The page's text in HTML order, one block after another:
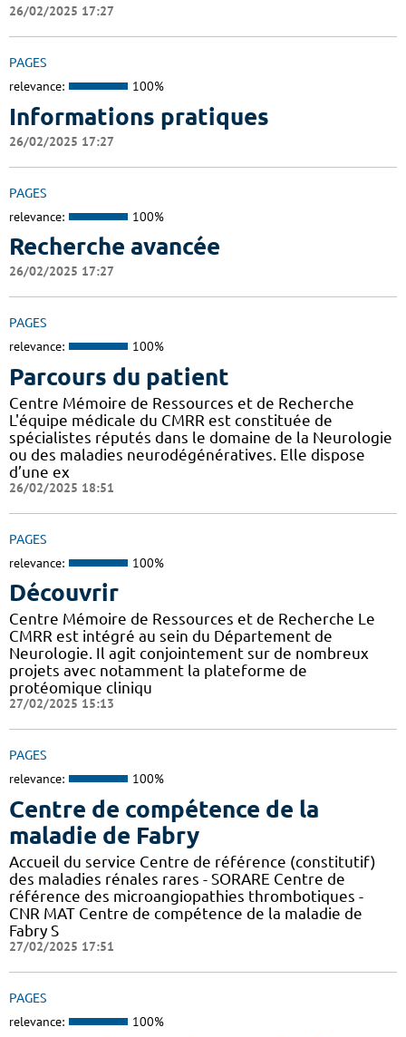
26/02/2025 17:27
PAGES
relevance: 100%
Informations pratiques
26/02/2025 17:27
PAGES
relevance: 100%
Recherche avancée
26/02/2025 17:27
PAGES
relevance: 100%
Parcours du patient
Centre Mémoire de Ressources et de Recherche
L'équipe médicale du CMRR est constituée de
spécialistes réputés dans le domaine de la Neurologie
ou des maladies neurodégénératives. Elle dispose
d’une ex
26/02/2025 18:51
PAGES
relevance: 100%
Découvrir
Centre Mémoire de Ressources et de Recherche Le
CMRR est intégré au sein du Département de
Neurologie. Il agit conjointement sur de nombreux
projets avec notamment la plateforme de
protéomique cliniqu
27/02/2025 15:13
PAGES
relevance: 100%
Centre de compétence de la
maladie de Fabry
Accueil du service Centre de référence (constitutif)
des maladies rénales rares - SORARE Centre de
référence des microangiopathies thrombotiques -
CNR MAT Centre de compétence de la maladie de
Fabry S
27/02/2025 17:51
PAGES
relevance: 100%